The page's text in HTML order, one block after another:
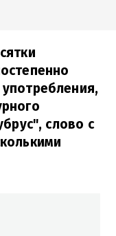
слово с